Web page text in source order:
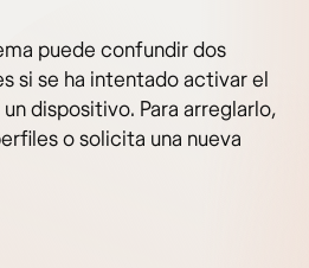
puede confundir dos
si se ha intentado activar el
dispositivo. Para arreglarlo,
o solicita una nueva